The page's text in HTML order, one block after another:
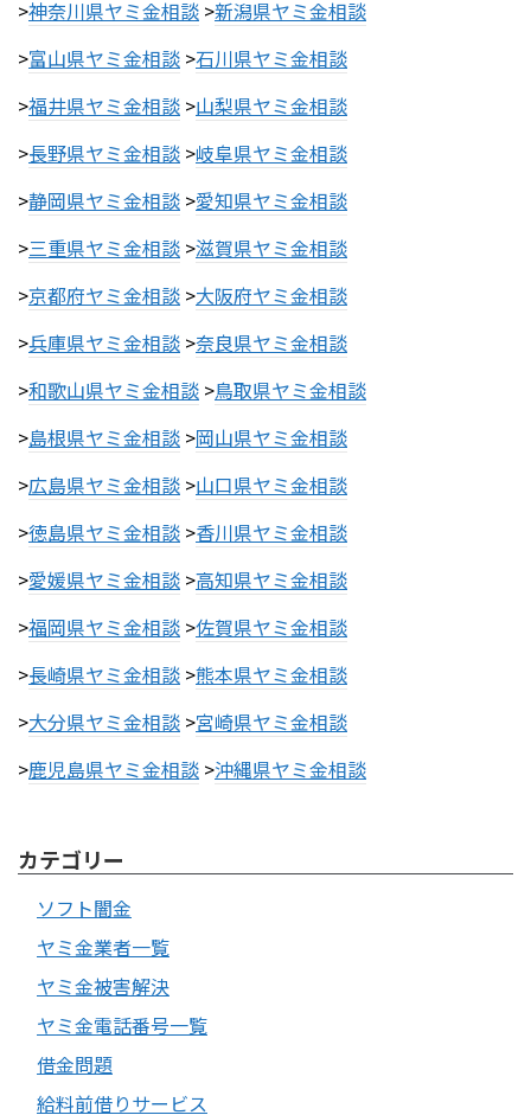
>神奈川県ヤミ金相談 >新潟県ヤミ金相談
>富山県ヤミ金相談 >石川県ヤミ金相談
>福井県ヤミ金相談 >山梨県ヤミ金相談
>長野県ヤミ金相談 >岐阜県ヤミ金相談
>静岡県ヤミ金相談 >愛知県ヤミ金相談
>三重県ヤミ金相談 >滋賀県ヤミ金相談
>京都府ヤミ金相談 >大阪府ヤミ金相談
>兵庫県ヤミ金相談 >奈良県ヤミ金相談
>和歌山県ヤミ金相談 >鳥取県ヤミ金相談
>島根県ヤミ金相談 >岡山県ヤミ金相談
>広島県ヤミ金相談 >山口県ヤミ金相談
>徳島県ヤミ金相談 >香川県ヤミ金相談
>愛媛県ヤミ金相談 >高知県ヤミ金相談
>福岡県ヤミ金相談 >佐賀県ヤミ金相談
>長崎県ヤミ金相談 >熊本県ヤミ金相談
>大分県ヤミ金相談 >宮崎県ヤミ金相談
>鹿児島県ヤミ金相談 >沖縄県ヤミ金相談
カテゴリー
ソフト闇金
ヤミ金業者一覧
ヤミ金被害解決
ヤミ金電話番号一覧
借金問題
給料前借りサービス